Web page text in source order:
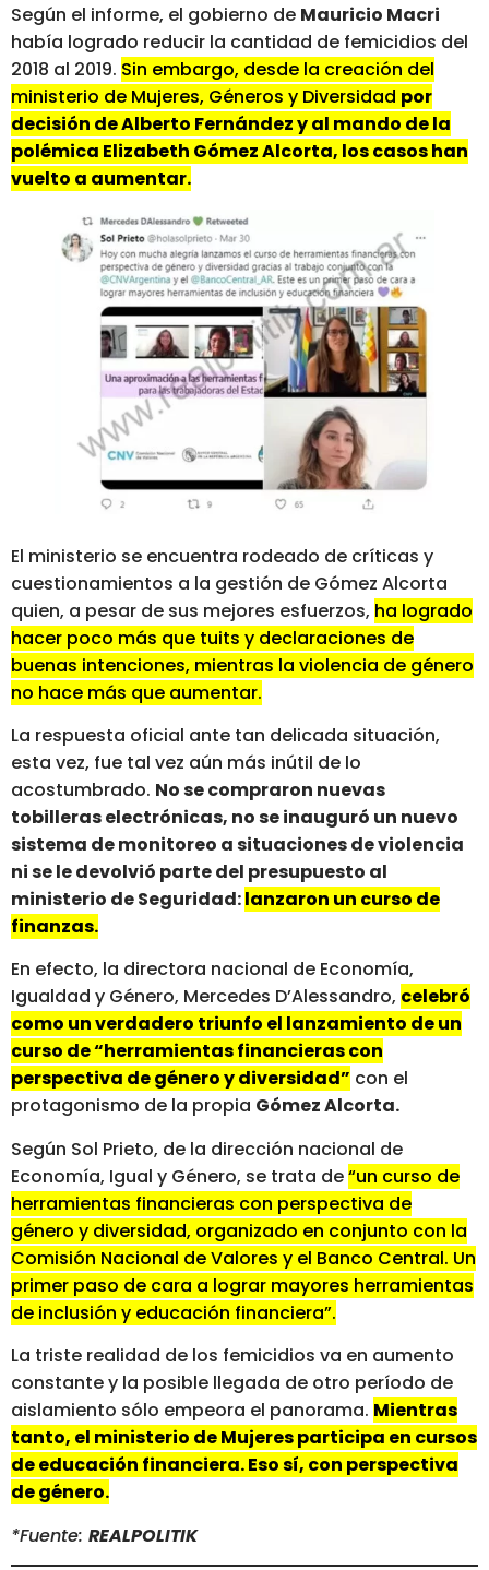
Según el informe, el gobierno de Mauricio Macri
había logrado reducir la cantidad de femicidios del
2018 al 2019. Sin embargo, desde la creación del
ministerio de Mujeres, Géneros y Diversidad por
decisión de Alberto Fernández y al mando de la
polémica Elizabeth Gómez Alcorta, los casos han
vuelto a aumentar.
El ministerio se encuentra rodeado de críticas y
cuestionamientos a la gestión de Gómez Alcorta
quien, a pesar de sus mejores esfuerzos, ha logrado
hacer poco más que tuits y declaraciones de
buenas intenciones, mientras la violencia de género
no hace más que aumentar.
La respuesta oficial ante tan delicada situación,
esta vez, fue tal vez aún más inútil de lo
acostumbrado. No se compraron nuevas
tobilleras electrónicas, no se inauguró un nuevo
sistema de monitoreo a situaciones de violencia
ni se le devolvió parte del presupuesto al
ministerio de Seguridad:lanzaron un curso de
finanzas.
En efecto, la directora nacional de Economía,
Igualdad y Género, Mercedes D’Alessandro, celebró
como un verdadero triunfo el lanzamiento de un
curso de “herramientas financieras con
perspectiva de género y diversidad” con el
protagonismo de la propia Gómez Alcorta.
Según Sol Prieto, de la dirección nacional de
Economía, Igual y Género, se trata de“un curso de
herramientas financieras con perspectiva de
género y diversidad, organizado en conjunto con la
Comisión Nacional de Valores y el Banco Central. Un
primer paso de cara a lograr mayores herramientas
de inclusión y educación financiera”.
La triste realidad de los femicidios va en aumento
constante y la posible llegada de otro período de
aislamiento sólo empeora el panorama. Mientras
tanto, el ministerio de Mujeres participa en cursos
de educación financiera. Eso sí, con perspectiva
de género.
*Fuente: REALPOLITIK